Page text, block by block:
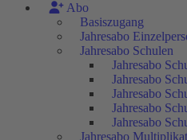
Abo
Basiszugang
Jahresabo
Jahresabo Schulen
Jahresabo
Jahresabo
Jahresabo
Jahresabo
Jahresabo
Jahresabo